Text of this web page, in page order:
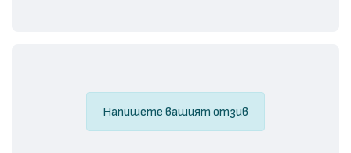
Напишете вашият отзив